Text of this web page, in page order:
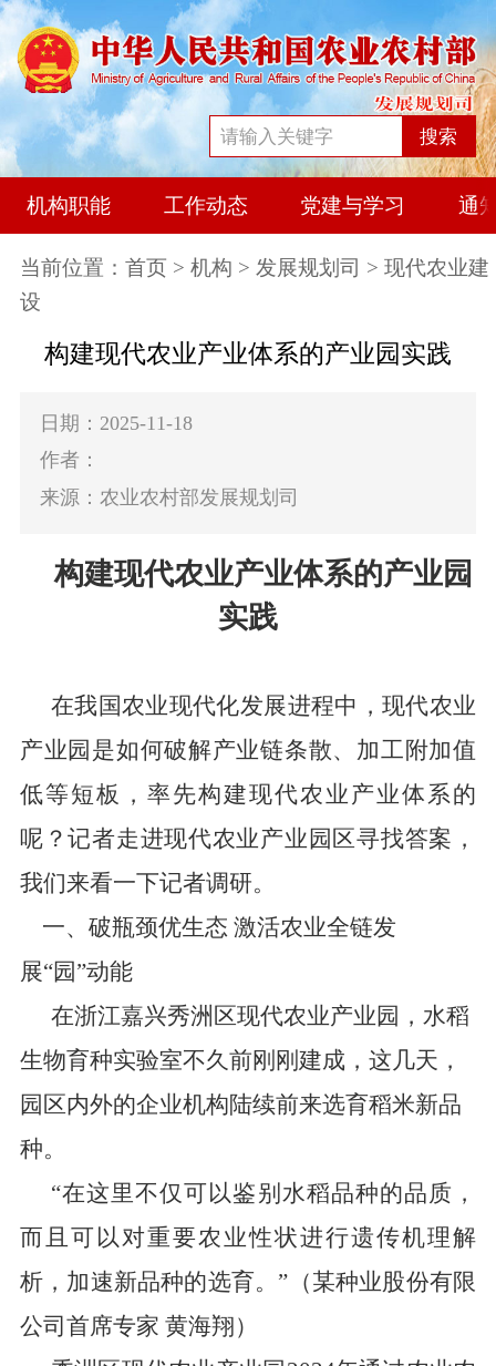
搜索
机构职能 工作动态 党建与学习 通
当前位置： 首页 > 机构 > 发展规划司 > 现代农业建
设
构建现代农业产业体系的产业园实践
日期：2025-11-18
作者：
来源：农业农村部发展规划司
构建现代农业产业体系的产业园
实践
在我国农业现代化发展进程中，现代农业
产业园是如何破解产业链条散、加工附加值
低等短板，率先构建现代农业产业体系的
呢？记者走进现代农业产业园区寻找答案，
我们来看一下记者调研。
一、破瓶颈优生态 激活农业全链发
展“园”动能
在浙江嘉兴秀洲区现代农业产业园，水稻
生物育种实验室不久前刚刚建成，这几天，
园区内外的企业机构陆续前来选育稻米新品
种。
“在这里不仅可以鉴别水稻品种的品质，
而且可以对重要农业性状进行遗传机理解
析，加速新品种的选育。 ” （某种业股份有限
公司首席专家 黄海翔）